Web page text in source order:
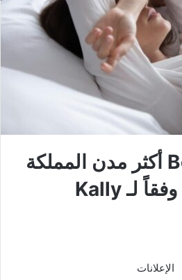
Bournemouth أكثر مدن المملكة
المتحدة إرهاقاً وفقاً لـ Kally
الإعلانات